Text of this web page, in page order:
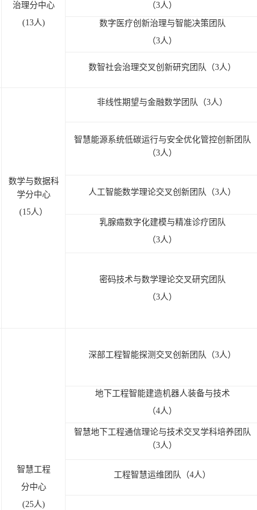
治理分中心
(13人)
（3人）
数字医疗创新治理与智能决策团队
（3人）
数智社会治理交叉创新研究团队（3人）
数学与数据科
学分中心
(15人）
非线性期望与金融数学团队（3人）
智慧能源系统低碳运行与安全优化管控创新团队
（3人）
人工智能数学理论交叉创新团队（3人）
乳腺癌数字化建模与精准诊疗团队
（3人）
密码技术与数学理论交叉研究团队
（3人）
智慧工程
分中心
(25人)
深部工程智能探测交叉创新团队（3人）
地下工程智能建造机器人装备与技术
（4人）
智慧地下工程通信理论与技术交叉学科培养团队
（3人）
工程智慧运维团队（4人）